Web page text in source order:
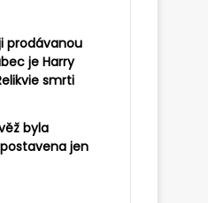
prodávanou
je Harry
smrti
byla
jen